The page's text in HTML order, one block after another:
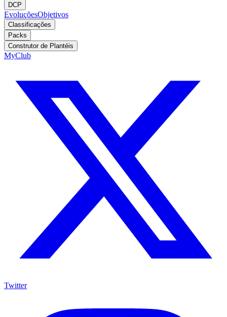
DCP
EvoluçõesObjetivos
Classificações
Packs
Construtor de Plantéis
MyClub
Twitter